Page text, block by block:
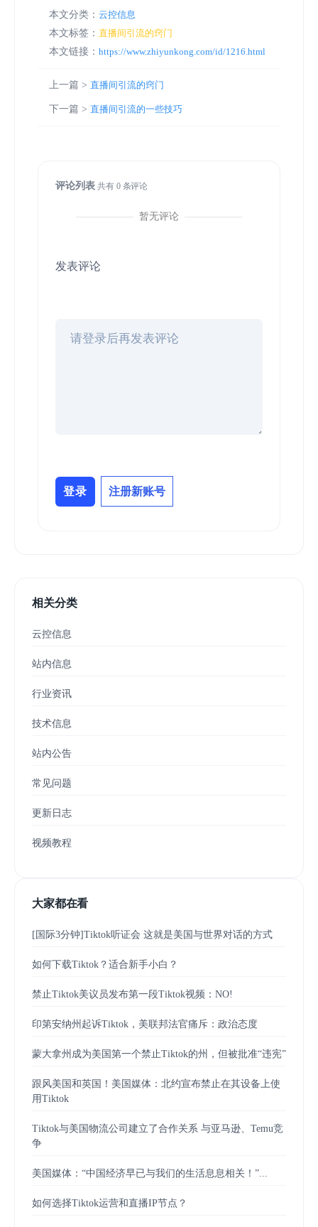
本文分类： 云控信息
本文标签： 直播间引流的窍门
本文链接： https://www.zhiyunkong.com/id/1216.html
上一篇 > 直播间引流的窍门
下一篇 > 直播间引流的一些技巧
评论列表共有 0条评论
暂无评论
发表评论
登录 注册新账号
相关分类
云控信息
站内信息
行业资讯
技术信息
站内公告
常见问题
更新日志
视频教程
大家都在看
[国际3分钟]Tiktok听证会 这就是美国与世界对话的方式
如何下载Tiktok？适合新手小白？
禁止Tiktok美议员发布第一段Tiktok视频：NO!
印第安纳州起诉Tiktok，美联邦法官痛斥：政治态度
蒙大拿州成为美国第一个禁止Tiktok的州，但被批准“违宪”
跟风美国和英国！美国媒体：北约宣布禁止在其设备上使
用Tiktok
Tiktok与美国物流公司建立了合作关系 与亚马逊、Temu竞
争
美国媒体：“中国经济早已与我们的生活息息相关！”...
如何选择Tiktok运营和直播IP节点？